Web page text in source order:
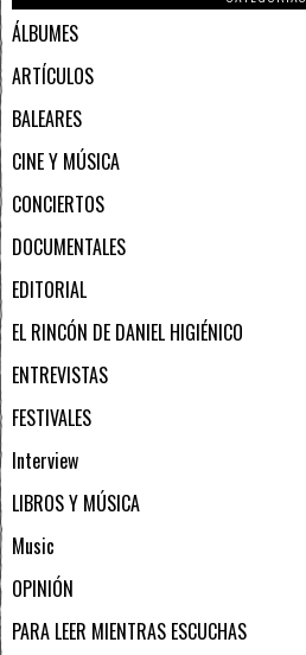
ÁLBUMES
ARTÍCULOS
BALEARES
CINE Y MÚSICA
CONCIERTOS
DOCUMENTALES
EDITORIAL
EL RINCÓN DE DANIEL HIGIÉNICO
ENTREVISTAS
FESTIVALES
Interview
LIBROS Y MÚSICA
Music
OPINIÓN
PARA LEER MIENTRAS ESCUCHAS